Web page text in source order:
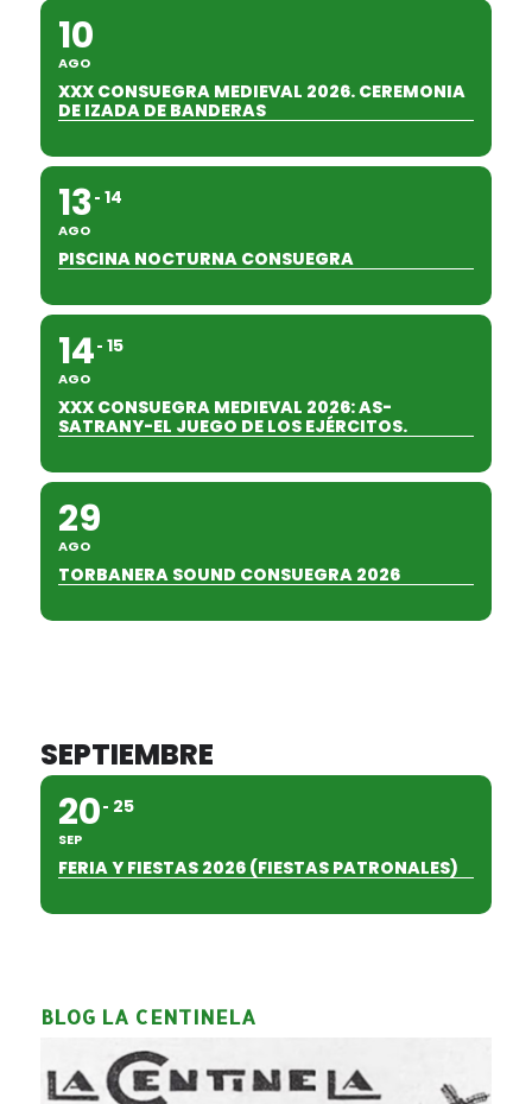
10
AGO
XXX CONSUEGRA MEDIEVAL 2026. CEREMONIA
DE IZADA DE BANDERAS
13
AGO
14
PISCINA NOCTURNA CONSUEGRA
14
AGO
15
XXX CONSUEGRA MEDIEVAL 2026: AS-
SATRANY-EL JUEGO DE LOS EJÉRCITOS.
29
AGO
TORBANERA SOUND CONSUEGRA 2026
SEPTIEMBRE
20
SEP
25
FERIA Y FIESTAS 2026 (FIESTAS PATRONALES)
BLOG LA CENTINELA